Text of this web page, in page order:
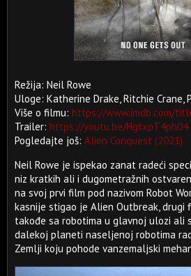
Režija: Neil Rowe
Uloge: Katherine Drake, Ritchie Crane,
Više o filmu: https://www.imdb.com/
Trailer: https://youtu.be/HgtxpT4ph04
Pogledajte još: Alien Conquest (2021)
Neil Rowe je ispekao zanat radeći
niz kratkih ali i dugometražnih
na svoj prvi film pod nazivom Robot
kasnije stigao je Alien Outbreak, drugi
takođe sa robotima u glavnoj ulozi ali
dalekoj planeti naseljenoj robotima
Zemlji koju pohode vanzemaljski